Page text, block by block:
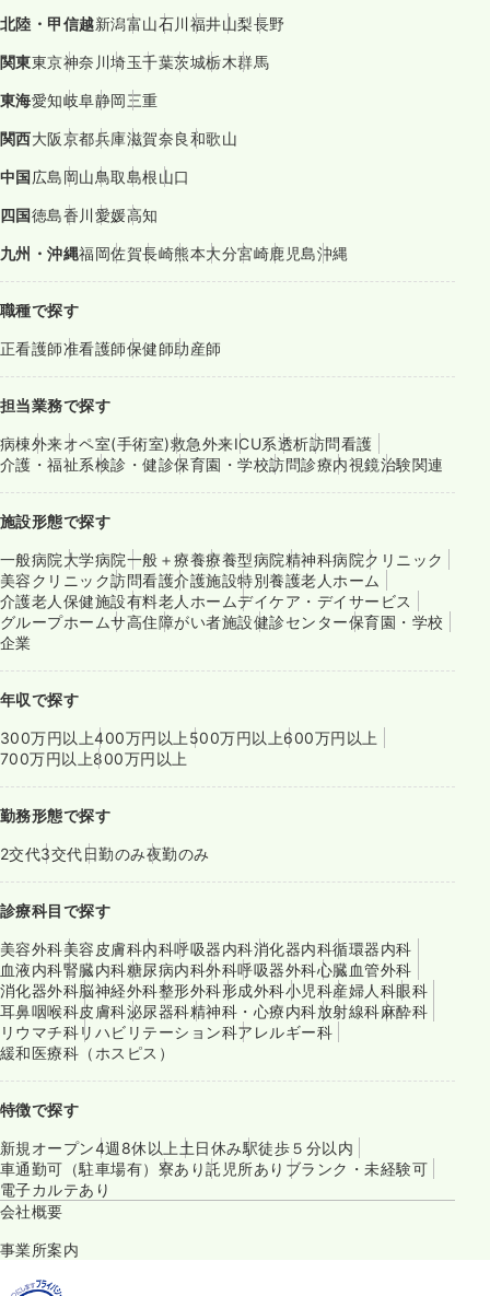
北陸・甲信越新潟富山石川福井山梨長野
関東東京神奈川埼玉千葉茨城栃木群馬
東海愛知岐阜静岡三重
関西大阪京都兵庫滋賀奈良和歌山
中国広島岡山鳥取島根山口
四国徳島香川愛媛高知
九州・沖縄福岡佐賀長崎熊本大分宮崎鹿児島沖縄
職種で探す
正看護師准看護師保健師助産師
担当業務で探す
病棟外来オペ室(手術室)救急外来ICU系透析訪問看護
介護・福祉系検診・健診保育園・学校訪問診療内視鏡治験関連
施設形態で探す
一般病院大学病院一般＋療養療養型病院精神科病院クリニック
美容クリニック訪問看護介護施設特別養護老人ホーム
介護老人保健施設有料老人ホームデイケア・デイサービス
グループホームサ高住障がい者施設健診センター保育園・学校
企業
年収で探す
300万円以上400万円以上 500万円以上600万円以上
700万円以上800万円以上
勤務形態で探す
2交代3交代日勤のみ夜勤のみ
診療科目で探す
美容外科美容皮膚科内科呼吸器内科消化器内科循環器内科
血液内科腎臓内科糖尿病内科外科呼吸器外科心臓血管外科
消化器外科脳神経外科整形外科形成外科小児科産婦人科眼科
耳鼻咽喉科皮膚科泌尿器科精神科・心療内科放射線科麻酔科
リウマチ科リハビリテーション科アレルギー科
緩和医療科（ホスピス）
特徴で探す
新規オープン4週8休以上 土日休み駅徒歩５分以内
車通勤可（駐車場有） 寮あり託児所あり ブランク・未経験可
電子カルテあり
会社概要
事業所案内